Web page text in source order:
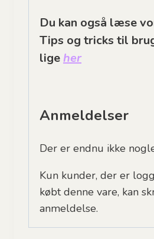
Du kan også læse
Tips og tricks til
lige her
Anmeldelser
Der er endnu ikke
Kun kunder, der er
købt denne vare, kan
anmeldelse.